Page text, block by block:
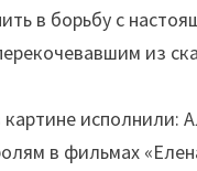
в борьбу с
из
картине исполнили:
в фильмах